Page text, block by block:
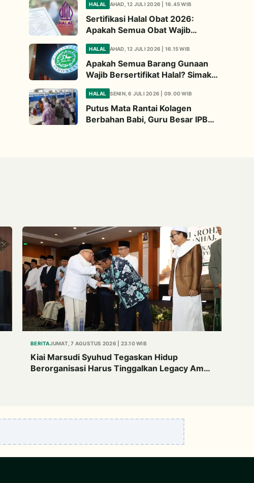
Diperhatikan
HALAL AHAD, 12 JULI 2026 | 16.45 WIB
Sertifikasi Halal Obat 2026:
Apakah Semua Obat Wajib
Penjelasannya
HALAL AHAD, 12 JULI 2026 | 16.15 WIB
Apakah Semua Barang Gunaan
Wajib Bersertifikat Halal? Simak
HALAL SENIN, 6 JULI 2026 | 09.00 WIB
Putus Mata Rantai Kolagen
Berbahan Babi, Guru Besar IPB
BERITAJUMAT, 7 AGUSTUS 2026 | 23.10 WIB
Kiai Marsudi Syuhud Tegaskan Hidup
Berorganisasi Harus Tinggalkan Legacy Amal